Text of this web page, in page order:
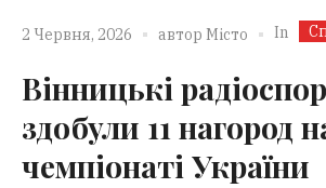
2 Червня, 2026 автор Місто In
Вінницькі
здобули 11 нагород
чемпіонаті України